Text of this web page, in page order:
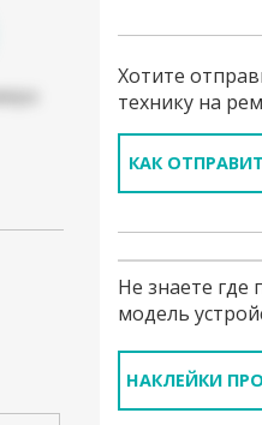
Хотите
технику на
КАК
Не знаете где
модель
НАКЛЕЙКИ